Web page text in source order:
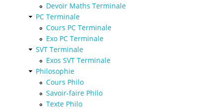
Devoir Maths Terminale
PC Terminale
Cours PC Terminale
Exo PC Terminale
SVT Terminale
Exos SVT Terminale
Philosophie
Cours Philo
Savoir-faire Philo
Texte Philo